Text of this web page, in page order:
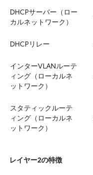
DHCPサーバー（ロー
カルネットワーク）
DHCPリレー
インターVLANルーテ
ィング（ローカルネ
ットワーク）
スタティックルーテ
ィング（ローカルネ
ットワーク）
レイヤー2の特徴